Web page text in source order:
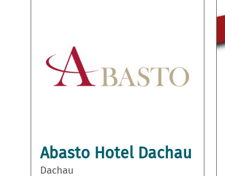
Abasto Hotel Dachau
Dachau